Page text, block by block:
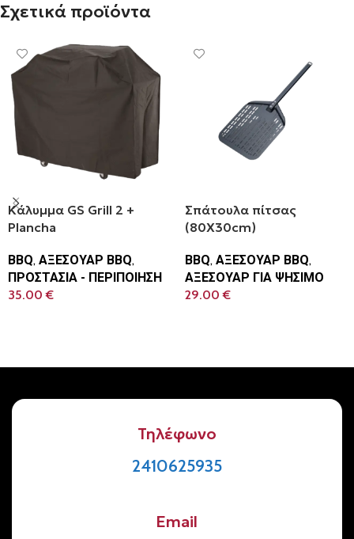
Σχετικά προϊόντα
Κάλυμμα GS Grill 2 +
Plancha
BBQ, ΑΞΕΣΟΥΑΡ BBQ,
ΠΡΟΣΤΑΣΙΑ - ΠΕΡΙΠΟΙΗΣΗ
35.00€
Σπάτουλα πίτσας
(80Χ30cm)
BBQ, ΑΞΕΣΟΥΑΡ BBQ,
ΑΞΕΣΟΥΑΡ ΓΙΑ ΨΗΣΙΜΟ
29.00€
Τηλέφωνο
2410625935
Email